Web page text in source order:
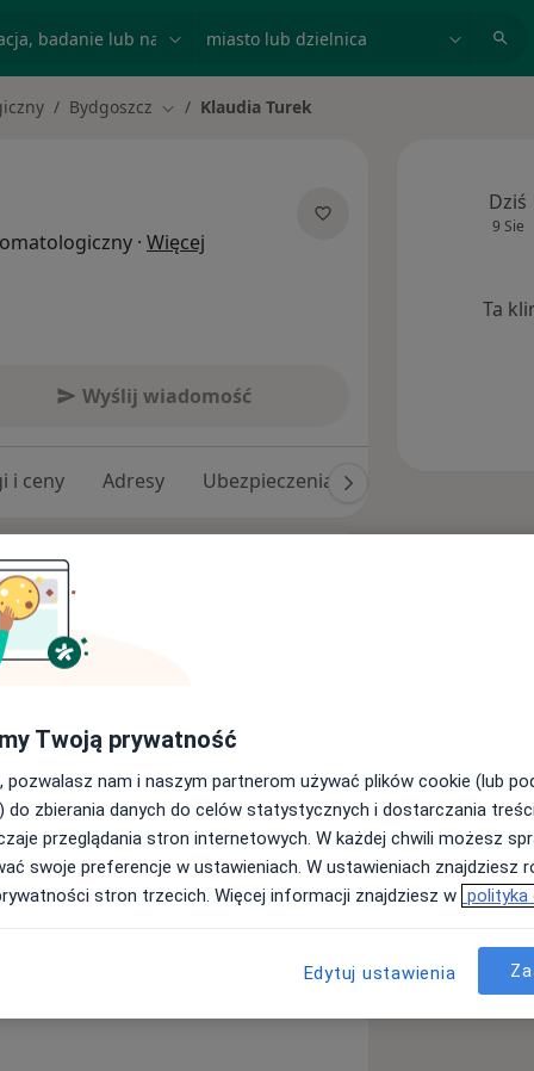
Bydgoszcz Zmień miasto
Klaudia Turek
· Więcej
Wyślij wiadomość
i ceny Adresy Ubezpieczenia
z ponad 10-letnim
swoich pacjentów poprzez
fluoryzacja oraz wybielanie
na najwyższym poziomie, ale
regularnych wizyt w moim
pacjentów, a także współpracę z
najlepszych efektów leczenia.
zdrowy uśmiech! :)
Dziś
9 Sie
Ta
Twoją prywatność
pozwalasz nam i naszym partnerom używać plików cookie (lub
do zbierania danych do celów statystycznych i dostarczania
przeglądania stron internetowych. W każdej chwili możesz
swoje preferencje w ustawieniach. W ustawieniach znajdziesz
stron trzecich. Więcej informacji znajdziesz w polityka
Edytuj ustawienia